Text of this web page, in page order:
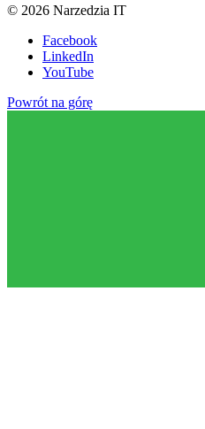
© 2026 Narzedzia IT
Facebook
LinkedIn
YouTube
Powrót na górę